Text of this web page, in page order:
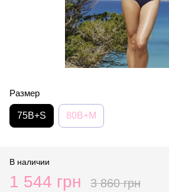
Размер
75B+S 80B+M
В наличии
1 544 грн 3 860 грн